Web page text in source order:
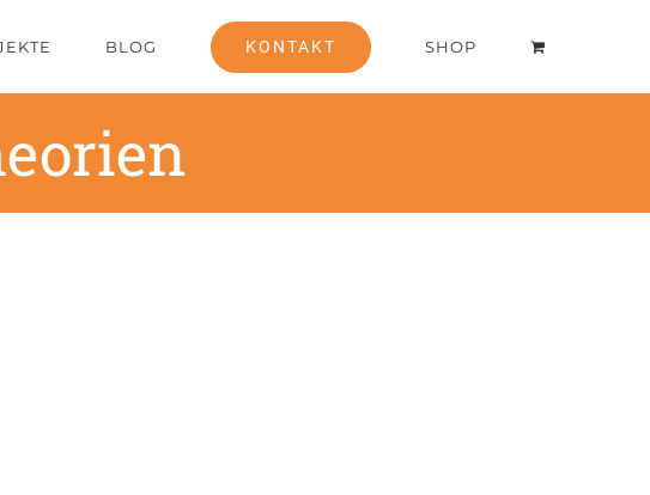
BLOG KONTAKT SHOP